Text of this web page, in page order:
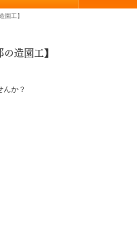
園工】
造園工】
か？